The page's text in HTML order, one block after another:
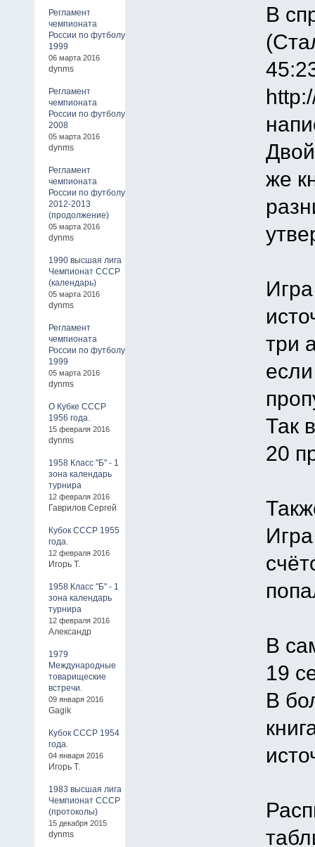
Регламент
чемпионата
России по футболу
1999
06 марта 2016
dynms
Регламент
чемпионата
России по футболу
2008
05 марта 2016
dynms
Регламент
чемпионата
России по футболу
2012-2013
(продолжение)
05 марта 2016
dynms
1990 высшая лига
Чемпионат СССР
(календарь)
05 марта 2016
dynms
Регламент
чемпионата
России по футболу
1999
05 марта 2016
dynms
О Кубке СССР
1956 года.
15 февраля 2016
dynms
1958 Класс "Б" - 1
зона календарь
турнира
12 февраля 2016
Гаврилов Сергей
Кубок СССР 1955
года.
12 февраля 2016
Игорь Т.
1958 Класс "Б" - 1
зона календарь
турнира
12 февраля 2016
Александр
1979
Международные
товарищеские
встречи.
09 января 2016
Gagik
Кубок СССР 1954
года.
04 января 2016
Игорь Т.
1983 высшая лига
Чемпионат СССР
(протоколы)
15 декабря 2015
dynms
В
же
три
Так
20
В
19
В